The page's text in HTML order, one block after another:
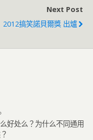
Next Post
2012搞笑諾貝爾獎 出爐
好处么？为什么不同通用